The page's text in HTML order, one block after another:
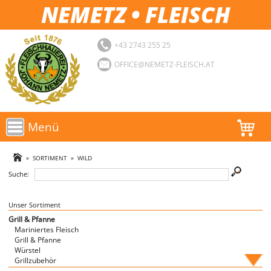
NEMETZ • FLEISCH
+43 2743 255 25
OFFICE@NEMETZ-FLEISCH.AT
Menü
AKTIONEN
SORTIMENT
LOGIN
FAVORITEN
» SORTIMENT» WILD
Suche:
Unser Sortiment
Grill & Pfanne
Mariniertes Fleisch
Grill & Pfanne
Würstel
Grillzubehör